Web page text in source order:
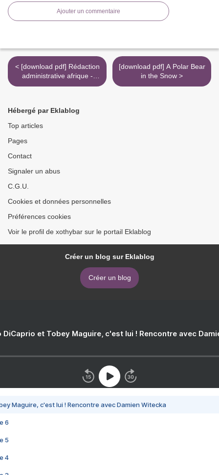
Ajouter un commentaire
< [download pdf] Rédaction
administrative afrique -
Maghreb, Afrique
[download pdf] A Polar Bear
in the Snow >
Hébergé par Eklablog
Top articles
Pages
Contact
Signaler un abus
C.G.U.
Cookies et données personnelles
Préférences cookies
Voir le profil de xothybar sur le portail Eklablog
Créer un blog sur Eklablog
Créer un blog
DiCaprio et Tobey Maguire, c'est lui ! Rencontre avec
Maguire, c'est lui ! Rencontre avec Damien Witecka
6
5
4